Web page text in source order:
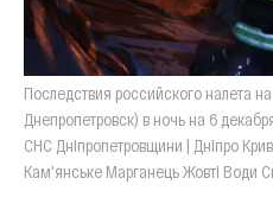
Последствия российского налета
Днепропетровск) в ночь на 6
СНС Дніпропетровщини | Дніпро
Кам'янське Марганець Жовті Води